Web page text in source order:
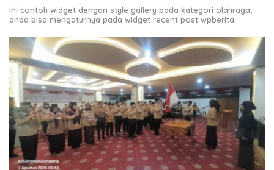
Ini contoh widget dengan style gallery pada kategori olahraga,
anda bisa mengaturnya pada widget recent post wpberita.